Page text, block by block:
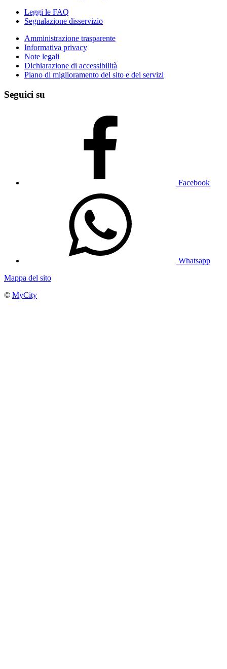
Leggi le FAQ
Segnalazione disservizio
Amministrazione trasparente
Informativa privacy
Note legali
Dichiarazione di accessibilità
Piano di miglioramento del sito e dei servizi
Seguici su
Facebook
Whatsapp
Mappa del sito
© MyCity